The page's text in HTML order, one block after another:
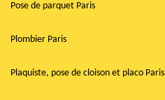
Pose de parquet Paris
Plombier Paris
Plaquiste, pose de cloison et placo Paris